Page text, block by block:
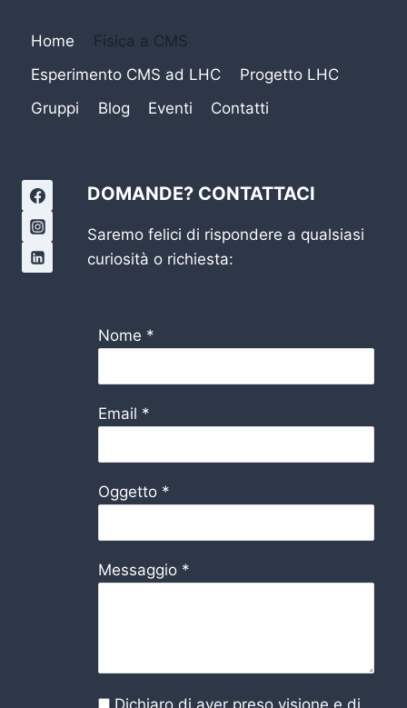
Home
Fisica a CMS
Esperimento CMS ad LHC
Progetto LHC
Gruppi
Blog Eventi Contatti
DOMANDE? CONTATTACI
Saremo felici di rispondere a qualsiasi
curiosità o richiesta:
Nome *
Email *
Oggetto *
Messaggio *